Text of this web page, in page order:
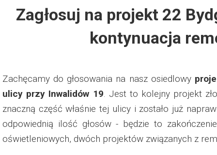
Dzień Działkowca 2014
Dzień Działkowca 2015
Dzień Działkowca 2022
Dzień Działkowca 2023
Dzień Działkowca 2024
Zagłosuj na projekt 22
kontynuacja
Zachęcamy do głosowania na nasz osiedlowy
ulicy przy Inwalidów 19. Jest to kolejny projekt
znaczną część właśnie tej ulicy i zostało już
odpowiednią ilość głosów - będzie to
oświetleniowych, dwóch projektów związanych z